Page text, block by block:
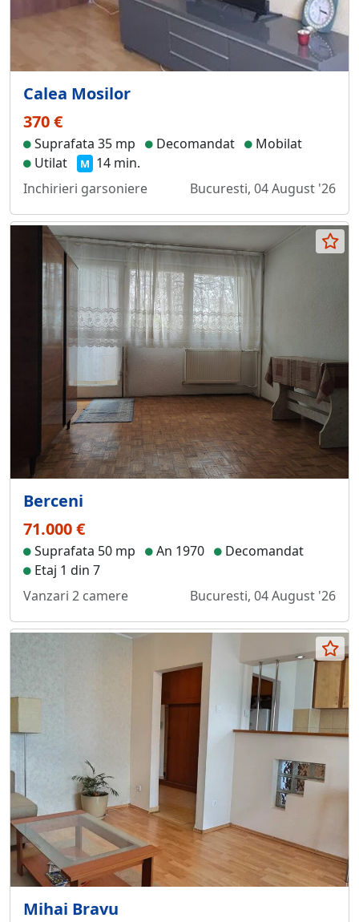
Calea Mosilor
370 €
Suprafata 35 mp Decomandat
Mobilat
Utilat
M 14 min.
Inchirieri garsoniere
Bucuresti, 04 August '26
Berceni
71.000 €
Suprafata 50 mp An 1970
Decomandat
Etaj 1 din 7
Vanzari 2 camere
Bucuresti, 04 August '26
Mihai Bravu